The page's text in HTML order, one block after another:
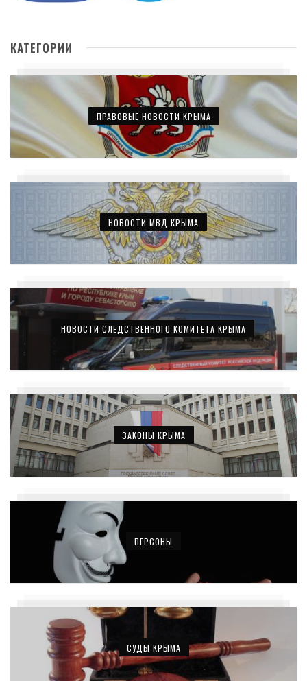
КАТЕГОРИИ
ПРАВОВЫЕ НОВОСТИ КРЫМА
НОВОСТИ МВД КРЫМА
НОВОСТИ СЛЕДСТВЕННОГО КОМИТЕТА КРЫМА
ЗАКОНЫ КРЫМА
ПЕРСОНЫ
СУДЫ КРЫМА